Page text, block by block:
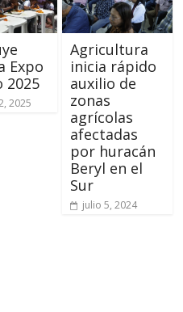
Expo
2025
2025
Agricultura
inicia rápido
auxilio de
zonas
agrícolas
afectadas
por huracán
Beryl en el
Sur
julio 5, 2024